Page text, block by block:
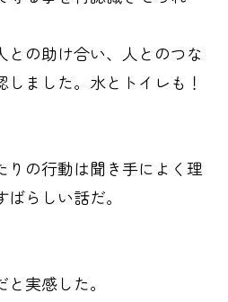
との助け合い、人とのつな
ました。水とトイレも！
りの行動は聞き手によく理
らしい話だ。
実感した。